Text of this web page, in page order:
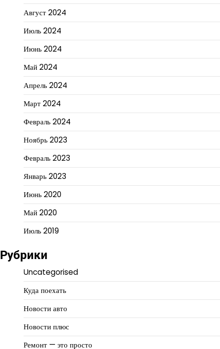
Август 2024
Июль 2024
Июнь 2024
Май 2024
Апрель 2024
Март 2024
Февраль 2024
Ноябрь 2023
Февраль 2023
Январь 2023
Июнь 2020
Май 2020
Июль 2019
Рубрики
Uncategorised
Куда поехать
Новости авто
Новости плюс
Ремонт — это просто